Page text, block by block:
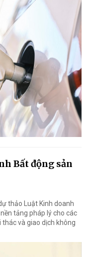
Bất động sản
thảo Luật Kinh doanh
tảng pháp lý cho các
và giao dịch không